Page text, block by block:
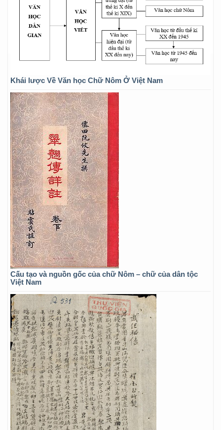
Khái lược Về Văn học Chữ Nôm Ở Việt Nam
Cấu tạo và nguồn gốc của chữ Nôm – chữ của dân tộc
Việt Nam